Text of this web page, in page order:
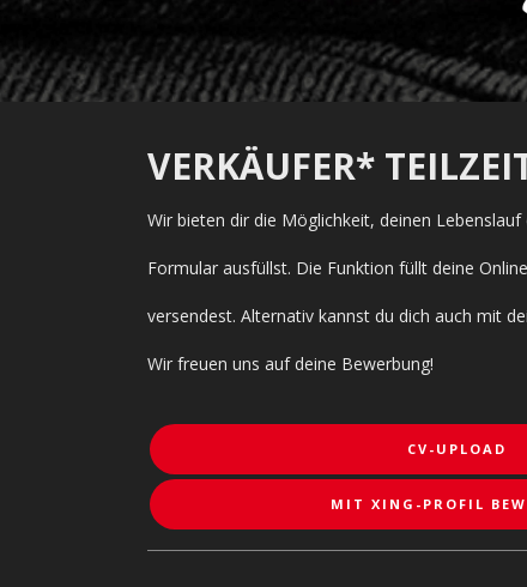
VERKÄUFER*
Wir bieten dir die Möglichkeit, deinen
Formular ausfüllst. Die Funktion füllt deine
versendest. Alternativ kannst du dich auch mit
Wir freuen uns auf deine Bewerbung!
CV-UPLOAD
MIT XING-PROFIL